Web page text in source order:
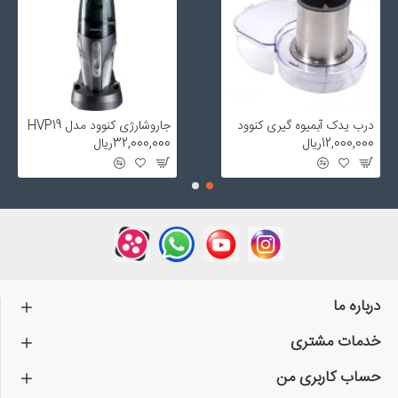
درب یدک آبمیوه گیری کنوود
12,000,000ریال
جاروشارژی کنوود مدل HVP19
32,000,000ریال
درباره ما
خدمات مشتری
حساب کاربری من